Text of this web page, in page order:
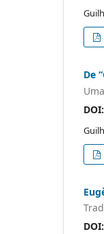
De
DOI:
DOI: